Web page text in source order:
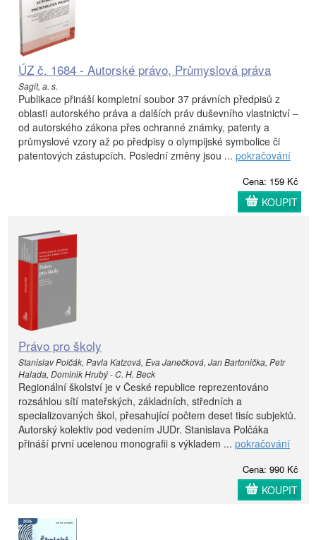
ÚZ č. 1684 - Autorské právo, Průmyslová práva
Sagit, a. s.
Publikace přináší kompletní soubor 37 právních předpisů z
oblasti autorského práva a dalších práv duševního vlastnictví –
od autorského zákona přes ochranné známky, patenty a
průmyslové vzory až po předpisy o olympijské symbolice či
patentových zástupcích. Poslední změny jsou ... pokračování
Cena: 159 Kč
KOUPIT
Právo pro školy
Stanislav Polčák, Pavla Katzová, Eva Janečková, Jan Bartonička, Petr
Halada, Dominik Hrubý - C. H. Beck
Regionální školství je v České republice reprezentováno
rozsáhlou sítí mateřských, základních, středních a
specializovaných škol, přesahující počtem deset tisíc subjektů.
Autorský kolektiv pod vedením JUDr. Stanislava Polčáka
přináší první ucelenou monografii s výkladem ... pokračování
Cena: 990 Kč
KOUPIT